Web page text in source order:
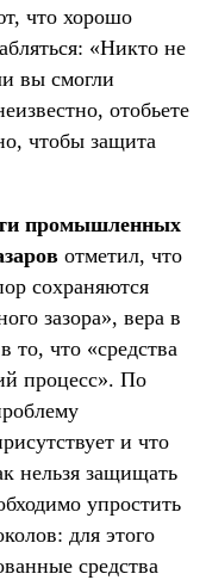
что хорошо
«Никто не
вы смогли
отобьете
чтобы защита
промышленных
отметил, что
сохраняются
зазора», вера в
то, что «средства
процесс». По
и что
нельзя защищать
упростить
для этого
средства